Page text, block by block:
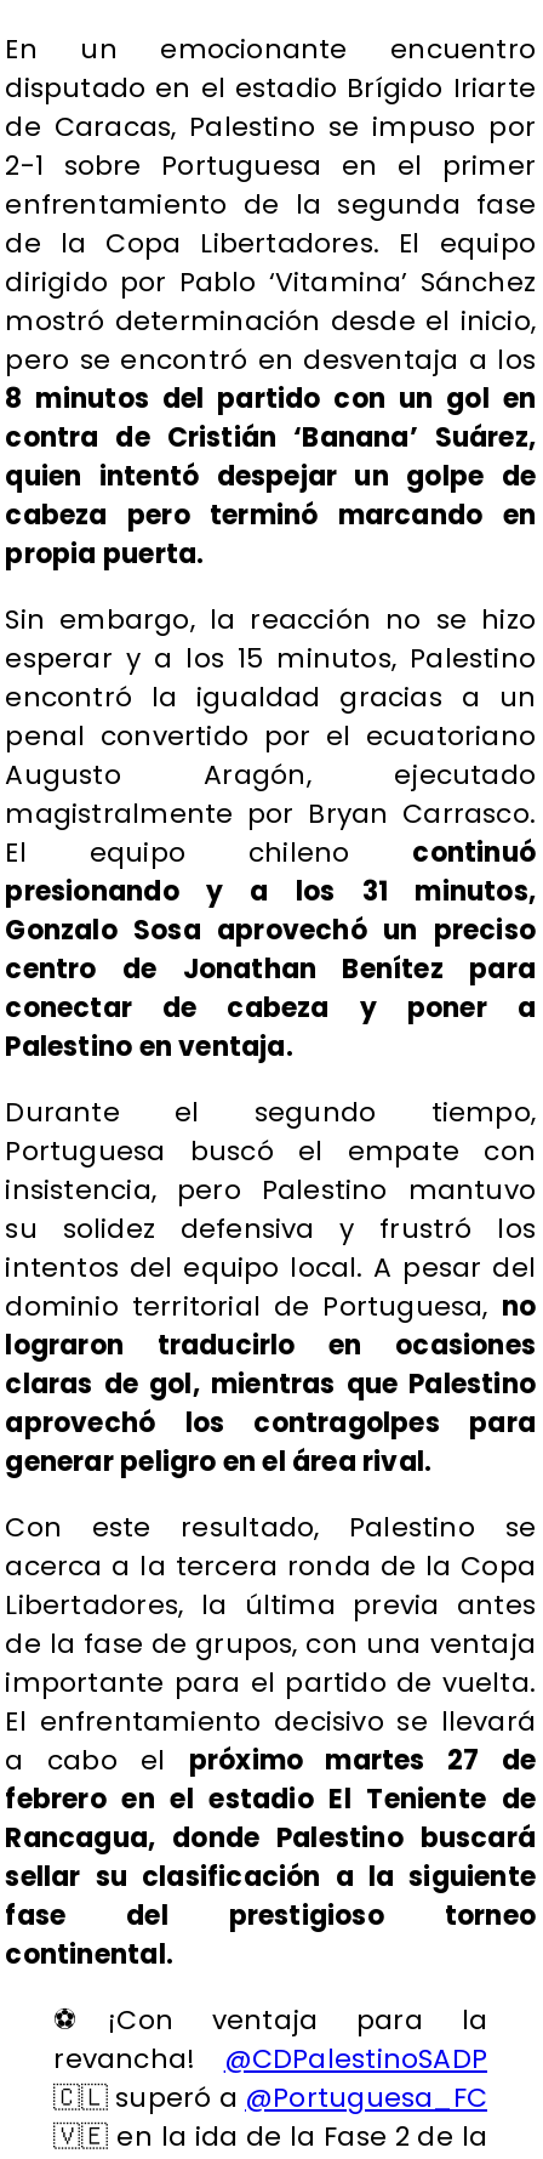
​En un emocionante encuentro
disputado en el estadio Brígido Iriarte
de Caracas, Palestino se impuso por
2-1 sobre Portuguesa en el primer
enfrentamiento de la segunda fase
de la Copa Libertadores. El equipo
dirigido por Pablo ‘Vitamina’ Sánchez
mostró determinación desde el inicio,
pero se encontró en desventaja a los
8 minutos del partido con un gol en
contra de Cristián ‘Banana’ Suárez,
quien intentó despejar un golpe de
cabeza pero terminó marcando en
propia puerta.
Sin embargo, la reacción no se hizo
esperar y a los 15 minutos, Palestino
encontró la igualdad gracias a un
penal convertido por el ecuatoriano
Augusto Aragón, ejecutado
magistralmente por Bryan Carrasco.
El equipo chileno continuó
presionando y a los 31 minutos,
Gonzalo Sosa aprovechó un preciso
centro de Jonathan Benítez para
conectar de cabeza y poner a
Palestino en ventaja.
Durante el segundo tiempo,
Portuguesa buscó el empate con
insistencia, pero Palestino mantuvo
su solidez defensiva y frustró los
intentos del equipo local. A pesar del
dominio territorial de Portuguesa, no
lograron traducirlo en ocasiones
claras de gol, mientras que Palestino
aprovechó los contragolpes para
generar peligro en el área rival.
Con este resultado, Palestino se
acerca a la tercera ronda de la Copa
Libertadores, la última previa antes
de la fase de grupos, con una ventaja
importante para el partido de vuelta.
El enfrentamiento decisivo se llevará
a cabo el próximo martes 27 de
febrero en el estadio El Teniente de
Rancagua, donde Palestino buscará
sellar su clasificación a la siguiente
fase del prestigioso torneo
continental.
⚽️¡Con ventaja para la
revancha! @CDPalestinoSADP
🇨🇱 superó a @Portuguesa_FC
🇻🇪 en la ida de la Fase 2 de la